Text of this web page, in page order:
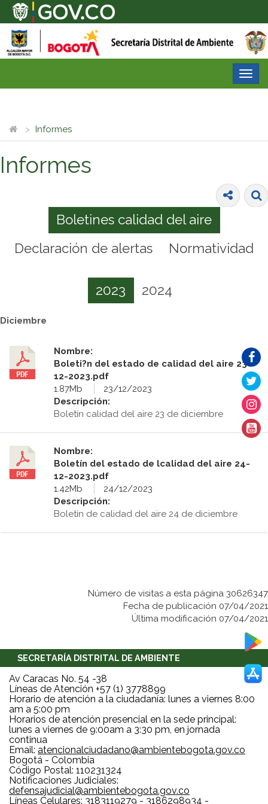
Informes
Informes
Boletines calidad del aire
Declaración de alertas
Normatividad
2023 2024
Diciembre
Nombre:
Boleti?n del estado de calidad del aire 23-
12-2023.pdf
1.87Mb
23/12/2023
Descripción:
Boletín calidad del aire 23 de diciembre
Nombre:
Boletín del estado de lcalidad del aire 24-
12-2023.pdf
1.42Mb
24/12/2023
Descripción:
Boletín de calidad del aire 24 de diciembre
Número de visitas a esta página 30626347
Fecha de publicación 07/04/2021
Última modificación 07/04/2021
SECRETARÍA DISTRITAL DE AMBIENTE
Av Caracas No. 54 -38
Líneas de Atención +57 (1) 3778899
Horario de atención a la ciudadanía: lunes a viernes 8:00
am a 5:00 pm
Horarios de atención presencial en la sede principal:
lunes a viernes de 9:00am a 3:30 pm, en jornada
continua
Email: atencionalciudadano@ambientebogota.gov.co
Bogotá - Colombia
Código Postal: 110231324
Notificaciones Judiciales:
defensajudicial@ambientebogota.gov.co
Líneas Celulares: 3183119279 - 3186298934 -